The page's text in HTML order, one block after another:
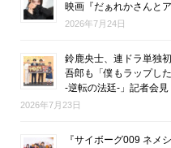
映画『だぁれかさんと
2026年7月24日
鈴鹿央士、連ドラ単独
吾郎も「僕もラップし
-逆転の法廷-」記者会見
2026年7月23日
『サイボーグ009 ネメ